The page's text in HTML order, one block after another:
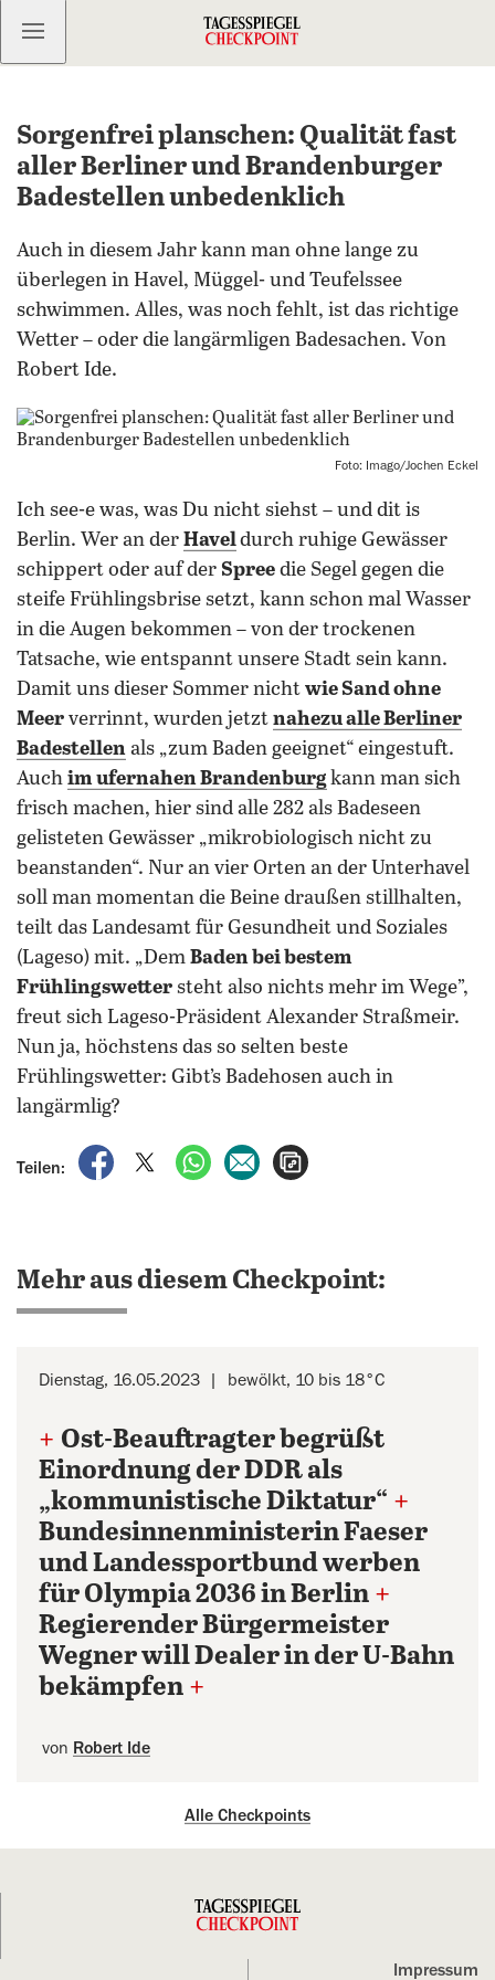
Kostenlos anmelden
Sorgenfrei planschen: Qualität fast
aller Berliner und Brandenburger
Badestellen unbedenklich
Auch in diesem Jahr kann man ohne lange zu
überlegen in Havel, Müggel- und Teufelssee
schwimmen. Alles, was noch fehlt, ist das richtige
Wetter – oder die langärmligen Badesachen. Von
Robert Ide.
Foto: Imago/Jochen Eckel
Ich see-e was, was Du nicht siehst – und dit is
Berlin. Wer an der Haveldurch ruhige Gewässer
schippert oder auf der Spree die Segel gegen die
steife Frühlingsbrise setzt, kann schon mal Wasser
in die Augen bekommen – von der trockenen
Tatsache, wie entspannt unsere Stadt sein kann.
Damit uns dieser Sommer nicht wie Sand ohne
Meer verrinnt, wurden jetzt nahezu alle Berliner
Badestellen als „zum Baden geeignet“ eingestuft.
Auch im ufernahen Brandenburgkann man sich
frisch machen, hier sind alle 282 als Badeseen
gelisteten Gewässer „mikrobiologisch nicht zu
beanstanden“. Nur an vier Orten an der Unterhavel
soll man momentan die Beine draußen stillhalten,
teilt das Landesamt für Gesundheit und Soziales
(Lageso) mit. „Dem Baden bei bestem
Frühlingswetter steht also nichts mehr im Wege”,
freut sich Lageso-Präsident Alexander Straßmeir.
Nun ja, höchstens das so selten beste
Frühlingswetter: Gibt’s Badehosen auch in
langärmlig?
Teilen:
auf Facebook teilen
auf X teilenper WhatsApp teilen
per E-Mail teilen
Mehr aus diesem Checkpoint:
Dienstag, 16.05.2023 bewölkt, 10 bis 18°C
+ Ost-Beauftragter begrüßt
Einordnung der DDR als
„kommunistische Diktatur“ +
Bundesinnenministerin Faeser
und Landessportbund werben
für Olympia 2036 in Berlin +
Regierender Bürgermeister
Wegner will Dealer in der U-Bahn
bekämpfen +
von Robert Ide
Alle Checkpoints
Impressum